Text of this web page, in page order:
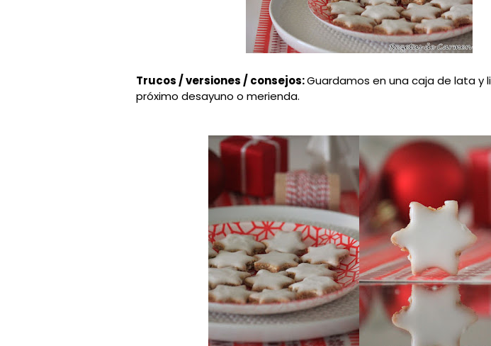
Trucos / versiones / consejos:Guardamos en una caja de lata y
próximo desayuno o merienda.